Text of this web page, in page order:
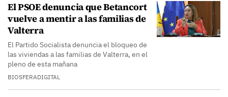
El PSOE denuncia que Betancort
vuelve a mentir a las familias de
Valterra
El Partido Socialista denuncia el bloqueo de
las viviendas a las familias de Valterra, en el
pleno de esta mañana
BIOSFERADIGITAL